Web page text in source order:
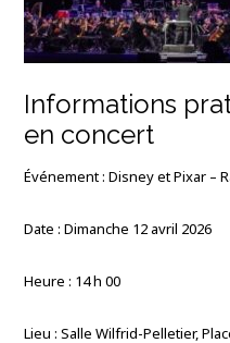
Informations
en concert
Événement : Disney et Pixar –
Date : Dimanche 12 avril 2026
Heure : 14 h 00
Lieu : Salle Wilfrid-Pelletier,